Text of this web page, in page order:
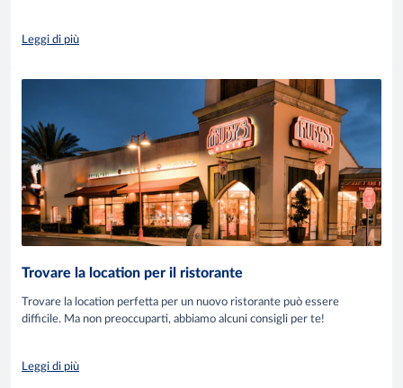
Leggi di più
Trovare la location per il ristorante
Trovare la location perfetta per un nuovo ristorante può essere
difficile. Ma non preoccuparti, abbiamo alcuni consigli per te!
Leggi di più